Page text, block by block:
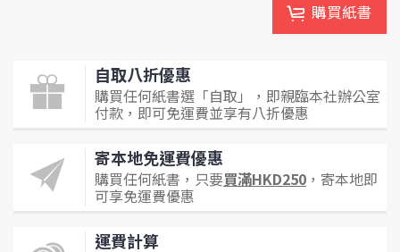
購買紙書
自取八折優惠
購買任何紙書選「自取」，即親臨本社辦公室
付款，即可免運費並享有八折優惠
寄本地免運費優惠
購買任何紙書，只要買滿HKD250 ，寄本地即
可享免運費優惠
運費計算